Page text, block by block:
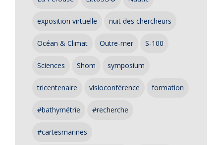
exposition virtuelle nuit des chercheurs
Océan & Climat Outre-mer S-100
Sciences Shom symposium
tricentenaire visioconférence formation
#bathymétrie #recherche
#cartesmarines